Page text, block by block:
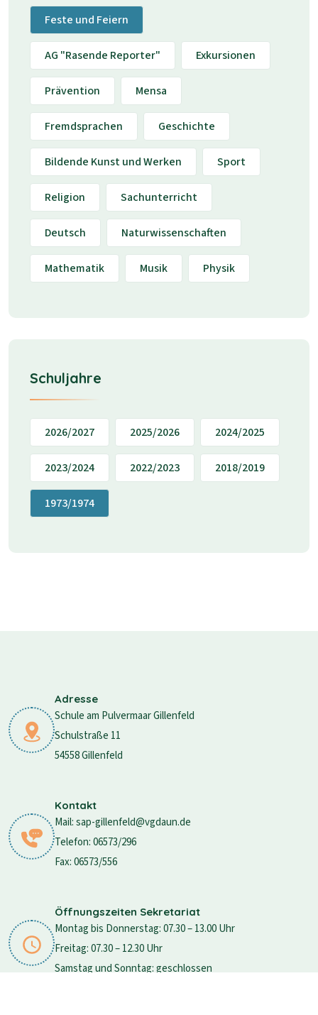
Feste und Feiern
AG "Rasende Reporter" Exkursionen
Prävention Mensa
Fremdsprachen Geschichte
Bildende Kunst und Werken Sport
Religion Sachunterricht
Deutsch Naturwissenschaften
Mathematik Musik Physik
Schuljahre
2026/2027 2025/2026 2024/2025
2023/2024 2022/2023 2018/2019
1973/1974
Adresse
Schule am Pulvermaar Gillenfeld
Schulstraße 11
54558 Gillenfeld
Kontakt
Mail: sap-gillenfeld@vgdaun.de
Telefon: 06573/296
Fax: 06573/556
Öffnungszeiten Sekretariat
Montag bis Donnerstag: 07.30 – 13.00 Uhr
Freitag: 07.30 – 12.30 Uhr
Samstag und Sonntag: geschlossen